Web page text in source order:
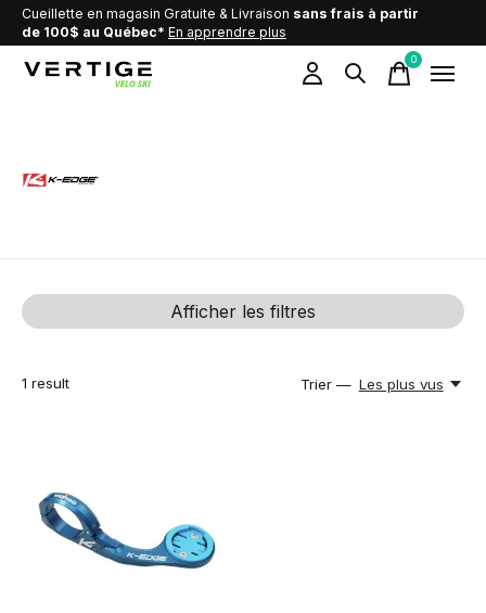
Cueillette en magasin Gratuite & Livraison sans frais à partir
de 100$ au Québec* En apprendre plus
0items
K-EDGE
Afficher les filtres
1 result Trier — Les plus vus